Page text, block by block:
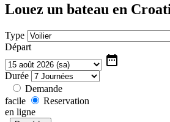
Louez un bateau en
Type
Départ
date_range
Durée
Demande
facile
Reservation
en ligne